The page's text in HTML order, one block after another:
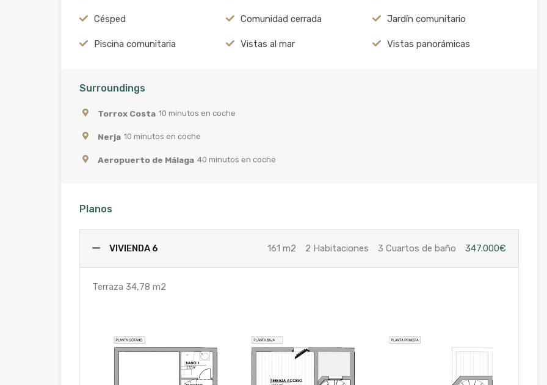
Césped Comunidad cerrada Jardín comunitario
Piscina comunitaria Vistas al mar Vistas panorámicas
Surroundings
Torrox Costa 10 minutos en coche
Nerja 10 minutos en coche
Aeropuerto de Málaga 40 minutos en coche
Planos
VIVIENDA 6 161 m2 2 Habitaciones 3 Cuartos de baño 347.000€
Terraza 34,78 m2